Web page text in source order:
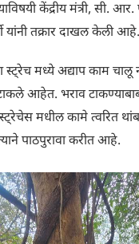
केंद्रीय मंत्री, सी. आर.
यांनी तक्रार दाखल केली आहे.
स्ट्रेच मध्ये अद्याप काम
आहेत. भराव
मधील कामे त्वरित
पाठपुरावा करीत आहे.